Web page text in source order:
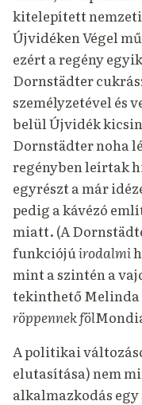
kitelepített
Újvidéken Végel
ezért a regény
Dornstädter
személyzetével és
belül Újvidék
Dornstädter noha
regényben leírtak
egyrészt a már
pedig a kávézó
miatt. (A
funkciójúirodalmi
mint a szintén a
tekinthető
röppennek föl
A politikai
elutasítása) nem
alkalmazkodás